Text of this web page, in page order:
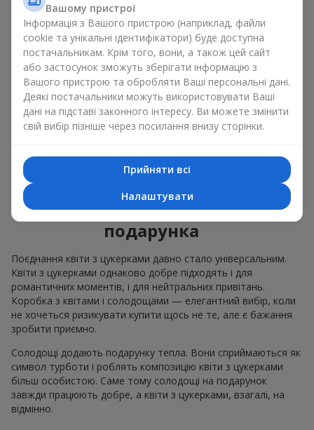
орхідеями і елітними солодощами;
ніжні букети зеустоми,тюльпанівабоальстромерій
добре поєднуються з цукерками merci, підтримуючи
ніжну подачу і легкий настрій як вітання з
народженням дитиниабо день Всіх закоханих.
Ми допоможемо вам підібрати найкраще поєднання
квіткового міксу із ласощами до вашого приводу і
оформимо подарунок квіти з цукерками належним чином.
Коробка з квітами і
найкращий вибір для
подарунка
Поєднання квіти з цукерками давно стало універсальним.
Квіти з цукерками однаково добре підходять і для
романтичних моментів, і для нейтральних привітань.
Коробка з квітами і солодощами — елегантний вибір, коли
не хочеться ризикувати купити щось не те, але є бажання
зробити приємно.
Солодощі додають подарунку тепла. Вони сприймаються як
символ турботи і роблять композицію квіти з цукерками
більш особистою. Саме тому солодощі на подарунок
завжди працюють добре, а квіти з цукерками, взагалі, на
відмінно.
Вашому пристрої
Інформація з Вашого пристрою (наприклад, файли
cookie та унікальні ідентифікатори) буде доступна
постачальникам. Крім того, вони, а також цей сайт
або застосунок зможуть зберігати інформацію з
Вашого пристрою та обробляти Ваші персональні дані.
Деякі постачальники можуть використовувати Ваші
дані на підставі законного інтересу. Ви можете змінити
свій вибір пізніше через посилання внизу сторінки.
Прийняти всі
Налаштувати